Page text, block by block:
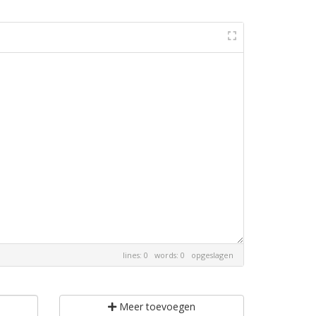
lines: 0 words: 0 opgeslagen
Meer toevoegen